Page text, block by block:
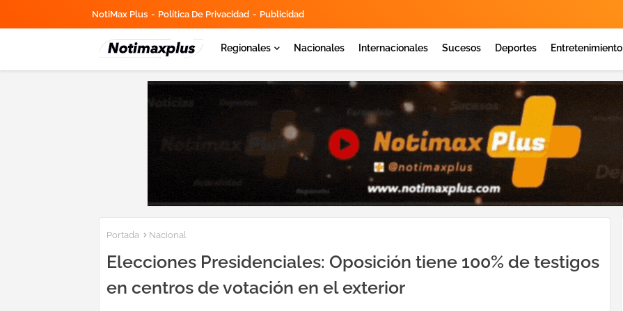
NotiMax Plus Política De Privacidad Publicidad
Regionales Nacionales Internacionales Sucesos Deportes Entretenimiento
Portada Nacional
Elecciones Presidenciales: Oposición tiene 100% de testigos
en centros de votación en el exterior